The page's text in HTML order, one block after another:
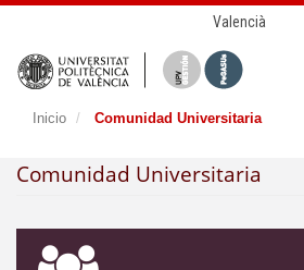
Valencià
Inicio Comunidad Universitaria
Comunidad Universitaria